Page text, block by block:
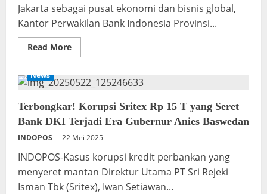
Jakarta sebagai pusat ekonomi dan bisnis global,
Kantor Perwakilan Bank Indonesia Provinsi...
Read MoreRead
more
Perwakilan
Jakarta
Gelar
JKF
2025:
Angkat
UMKM
Digitalisasi
Menuju
Kota
News
Terbongkar! Korupsi Sritex Rp 15 T yang Seret
Bank DKI Terjadi Era Gubernur Anies Baswedan
INDOPOS 22 Mei 2025
INDOPOS-Kasus korupsi kredit perbankan yang
menyeret mantan Direktur Utama PT Sri Rejeki
Isman Tbk (Sritex), Iwan Setiawan...